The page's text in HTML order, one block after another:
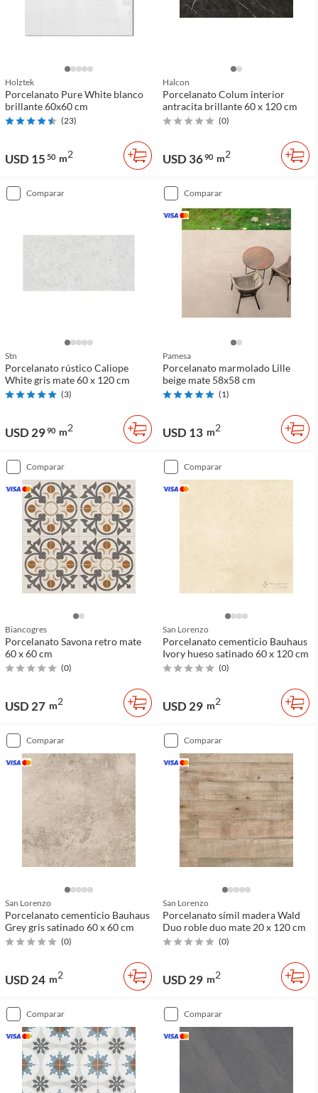
Holztek
Porcelanato Pure White blanco
brillante 60x60 cm
(23)
USD 15 50 m2
Halcon
Porcelanato Colum interior
antracita brillante 60 x 120 cm
(0)
USD 3690 m2
comparar
Stn
Porcelanato rústico Caliope
White gris mate 60 x 120 cm
(3)
USD 2990 m2
comparar
Pamesa
Porcelanato marmolado Lille
beige mate 58x58 cm
(1)
USD 13 m2
comparar
Biancogres
Porcelanato Savona retro mate
60 x 60 cm
(0)
USD 27 m2
comparar
San Lorenzo
Porcelanato cementicio Bauhaus
Ivory hueso satinado 60 x 120 cm
(0)
USD 29 m2
comparar
San Lorenzo
Porcelanato cementicio Bauhaus
Grey gris satinado 60 x 60 cm
(0)
USD 24 m2
comparar
San Lorenzo
Porcelanato símil madera Wald
Duo roble duo mate 20 x 120 cm
(0)
USD 29 m2
comparar comparar